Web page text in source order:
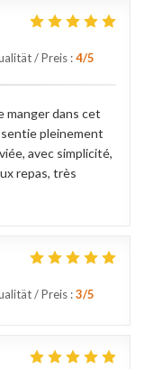
/ Preis :4/5
manger dans cet
pleinement
avec simplicité,
repas, très
/ Preis :3/5